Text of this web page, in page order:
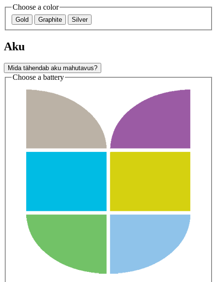
Choose a color
Gold Graphite Silver
Aku
Mida tähendab aku mahutavus?
Choose a battery